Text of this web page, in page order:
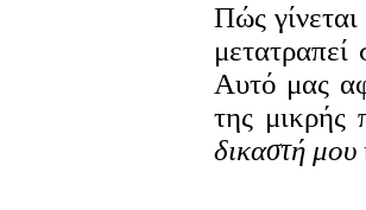
Πώς
Αυτό μας
της μικρής
δικαστή μου